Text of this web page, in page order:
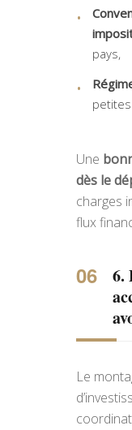
pays,
Une
dès le
charges
flux
6.
Le